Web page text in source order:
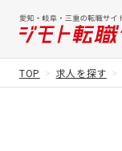
TOP 求人を探す